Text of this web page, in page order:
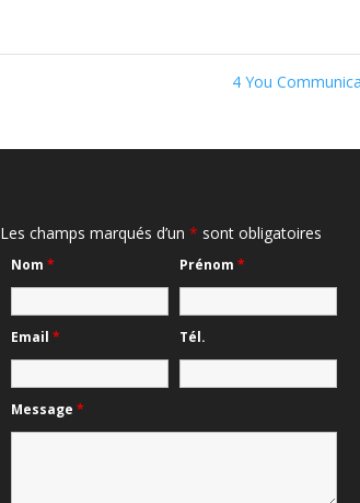
4 You
Les champs marqués d’un * sont obligatoires
Nom * Prénom *
Email * Tél.
Message *